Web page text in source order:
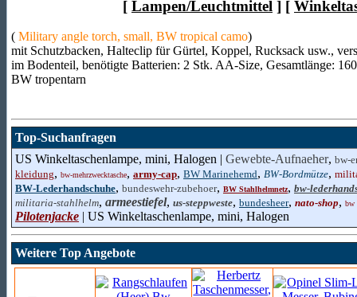
[ Lampen/Leuchtmittel ] [
( Military angle torch, small, BW tropical camo)
mit Schutzbacken, Halteclip für Gürtel, Koppel, Rucksack usw.,
im Bodenteil, benötigte Batterien: 2 Stk. AA-Size, Gesamtlänge:
BW tropentarn
Top-Suchanfragen
US Winkeltaschenlampe, mini, Halogen | Gewebte-Aufnaeher, bw-
kleidung, bw-mehrzwecktasche, army-cap, BW Marinehemd, BW-Bordmütze,
BW-Lederhandschuhe, bundeswehr-zubehoer, BW Stahlhelmnetz, bw-
militaria-stahlhelm, armeestiefel, us-steppweste, bundesheer, nato-shop, bw
Pilotenjacke | US Winkeltaschenlampe, mini, Halogen
Weitere Top Angebote